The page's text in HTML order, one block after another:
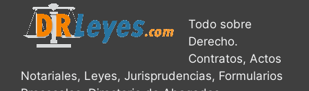
Todo sobre
Derecho.
Contratos, Actos
Notariales, Leyes, Jurisprudencias, Formularios